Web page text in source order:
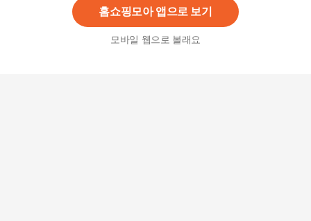
홈쇼핑모아 앱으로 보기
모바일 웹으로 볼래요